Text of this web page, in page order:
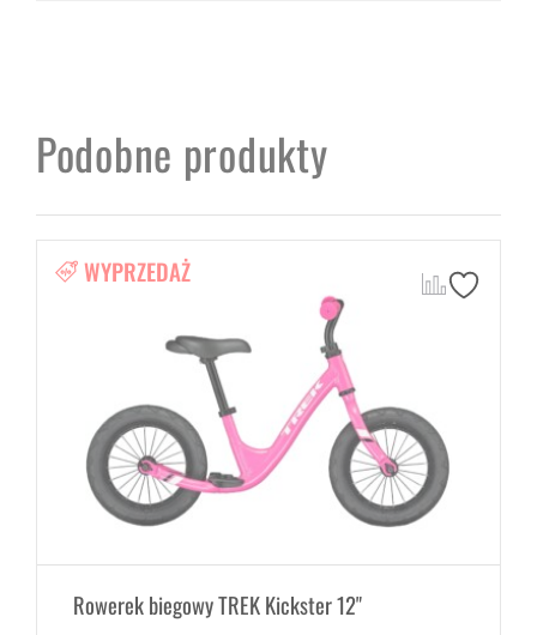
Podobne produkty
WYPRZEDAŻ
Rowerek biegowy TREK Kickster 12"